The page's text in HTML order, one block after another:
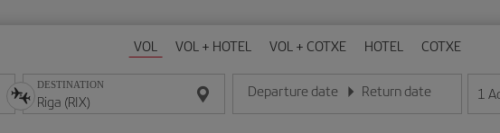
VOL VOL + HOTEL VOL + COTXE HOTEL COTXE
DESTINATION Departure date
Introduce la fecha en format dia/mes/any
Return date
Introduce la fecha en format
1